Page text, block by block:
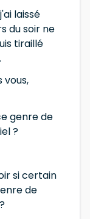
laissé
du soir ne
tiraillé
vous,
genre de
?
si certain
de